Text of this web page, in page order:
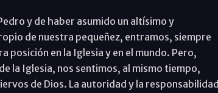
y de haber asumido un altísimo y
de nuestra pequeñez, entramos, siempre
posición en la Iglesia y en el mundo. Pero,
la Iglesia, nos sentimos, al mismo tiempo,
de Dios. La autoridad y la responsabilidad